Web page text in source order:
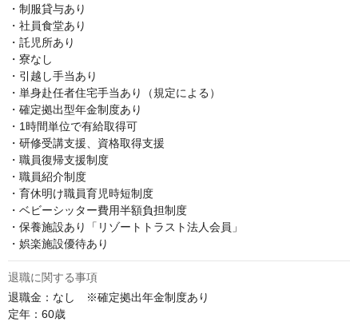
・制服貸与あり
・社員食堂あり
・託児所あり
・寮なし
・引越し手当あり
・単身赴任者住宅手当あり（規定による）
・確定拠出型年金制度あり
・1時間単位で有給取得可
・研修受講支援、資格取得支援
・職員復帰支援制度
・職員紹介制度
・育休明け職員育児時短制度
・ベビーシッター費用半額負担制度
・保養施設あり「リゾートトラスト法人会員」
・娯楽施設優待あり
退職に関する事項
退職金：なし　※確定拠出年金制度あり
定年：60歳